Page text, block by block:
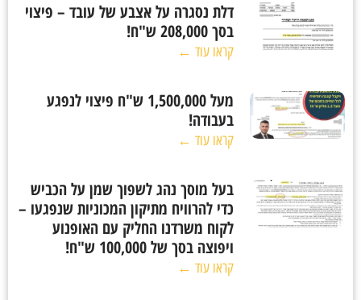
דלת נסגרה על אצבע של עובד – פיצוי
בסך 208,000 ש"ח!
קראו עוד ←
מעל 1,500,000 ש"ח פיצוי לנפגע
בעבודה!
קראו עוד ←
בעל מוסך נהג לשפוך שמן על הכביש
כדי להרוויח מתיקון המכוניות שנפגעו –
לקוח משרדנו החליק עם האופנוע
ויפוצה בסך של 100,000 ש"ח!
קראו עוד ←